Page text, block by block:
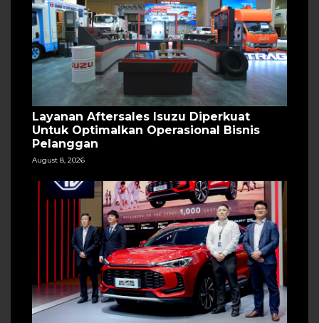
Layanan Aftersales Isuzu Diperkuat
Untuk Optimalkan Operasional Bisnis
Pelanggan
August 8, 2026